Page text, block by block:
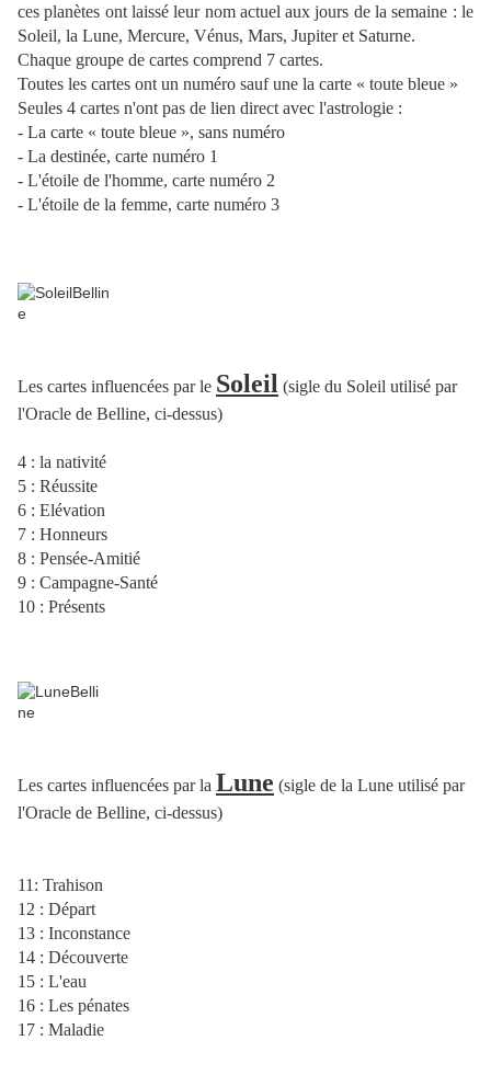
ces planètes ont laissé leur nom actuel aux jours de la semaine : le
Soleil, la Lune, Mercure, Vénus, Mars, Jupiter et Saturne.
Chaque groupe de cartes comprend 7 cartes.
Toutes les cartes ont un numéro sauf une la carte « toute bleue »
Seules 4 cartes n'ont pas de lien direct avec l'astrologie :
- La carte « toute bleue », sans numéro
- La destinée, carte numéro 1
- L'étoile de l'homme, carte numéro 2
- L'étoile de la femme, carte numéro 3
Les cartes influencées par le Soleil (sigle du Soleil utilisé par
l'Oracle de Belline, ci-dessus)
4 : la nativité
5 : Réussite
6 : Elévation
7 : Honneurs
8 : Pensée-Amitié
9 : Campagne-Santé
10 : Présents
Les cartes influencées par la Lune (sigle de la Lune utilisé par
l'Oracle de Belline, ci-dessus)
11: Trahison
12 : Départ
13 : Inconstance
14 : Découverte
15 : L'eau
16 : Les pénates
17 : Maladie